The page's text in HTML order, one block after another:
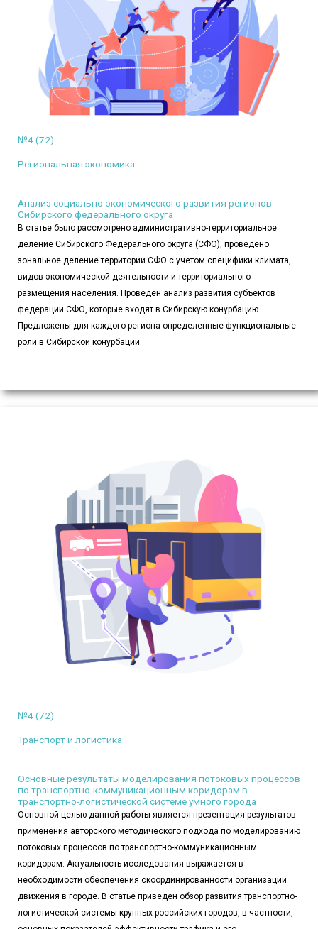
№4 (72)
Региональная экономика
Анализ социально-экономического развития регионов
Сибирского федерального округа
В статье было рассмотрено административно-территориальное
деление Сибирского Федерального округа (СФО), проведено
зональное деление территории СФО с учетом специфики климата,
видов экономической деятельности и территориального
размещения населения. Проведен анализ развития субъектов
федерации СФО, которые входят в Сибирскую конурбацию.
Предложены для каждого региона определенные функциональные
роли в Сибирской конурбации.
№4 (72)
Транспорт и логистика
Основные результаты моделирования потоковых процессов
по транспортно-коммуникационным коридорам в
транспортно-логистической системе умного города
Основной целью данной работы является презентация результатов
применения авторского методического подхода по моделированию
потоковых процессов по транспортно-коммуникационным
коридорам. Актуальность исследования выражается в
необходимости обеспечения скоординированности организации
движения в городе. В статье приведен обзор развития транспортно-
логистической системы крупных российских городов, в частности,